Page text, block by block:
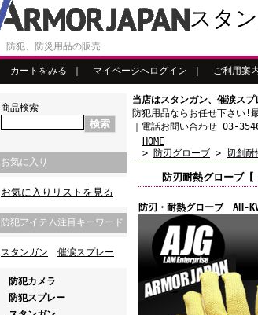
スタ
防犯、防災用品の販売
カートをみる マイページへログイン ご利用案
商品検索
お気に入り
お気に入りリストを見る
防犯アイテム注目キーワード
スタンガン 催涙スプレー
防犯カメラ
防犯スプレー
当店はスタンガン、催涙スプ
防犯用品ならお任せ下さい!
｜電話お問い合わせ 03-
HOME
> 防刃グローブ > 切創耐
防刃耐熱グローブ
防刃・耐熱グローブ AH-